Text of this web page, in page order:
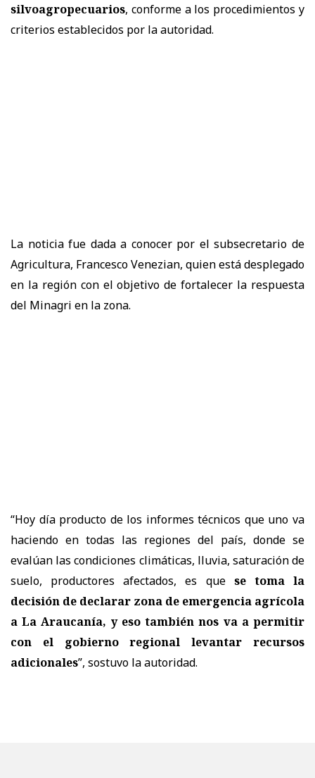
silvoagropecuarios, conforme a los procedimientos y
criterios establecidos por la autoridad.
La noticia fue dada a conocer por el subsecretario de
Agricultura, Francesco Venezian, quien está desplegado
en la región con el objetivo de fortalecer la respuesta
del Minagri en la zona.
“Hoy día producto de los informes técnicos que uno va
haciendo en todas las regiones del país, donde se
evalúan las condiciones climáticas, lluvia, saturación de
suelo, productores afectados, es que se toma la
decisión de declarar zona de emergencia agrícola
a La Araucanía, y eso también nos va a permitir
con el gobierno regional levantar recursos
adicionales”, sostuvo la autoridad.